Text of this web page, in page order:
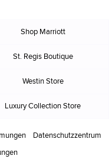
Shop Marriott
St. Regis Boutique
Westin Store
Luxury Collection Store
Datenschutzzentrum